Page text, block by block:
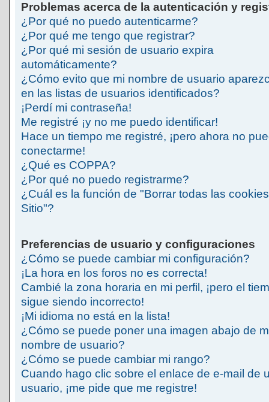
Problemas acerca de la autenticación y
¿Por qué no puedo autenticarme?
¿Por qué me tengo que registrar?
¿Por qué mi sesión de usuario expira
automáticamente?
¿Cómo evito que mi nombre de usuario
en las listas de usuarios identificados?
¡Perdí mi contraseña!
Me registré ¡y no me puedo identificar!
Hace un tiempo me registré, ¡pero ahora no
conectarme!
¿Qué es COPPA?
¿Por qué no puedo registrarme?
¿Cuál es la función de "Borrar todas las
Sitio"?
Preferencias de usuario y configuraciones
¿Cómo se puede cambiar mi configuración?
¡La hora en los foros no es correcta!
Cambié la zona horaria en mi perfil, ¡pero el
sigue siendo incorrecto!
¡Mi idioma no está en la lista!
¿Cómo se puede poner una imagen abajo de
nombre de usuario?
¿Cómo se puede cambiar mi rango?
Cuando hago clic sobre el enlace de e-mail de
usuario, ¡me pide que me registre!